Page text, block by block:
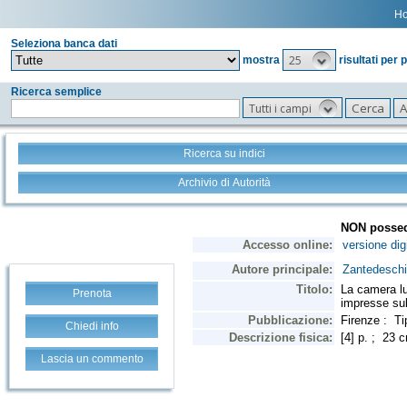
Seleziona banca dati
mostra
25 risultati per
Ricerca semplice
Tutti i campi
Ricerca su indici
Archivio di Autorità
Prenota
Chiedi info
Lascia un commento